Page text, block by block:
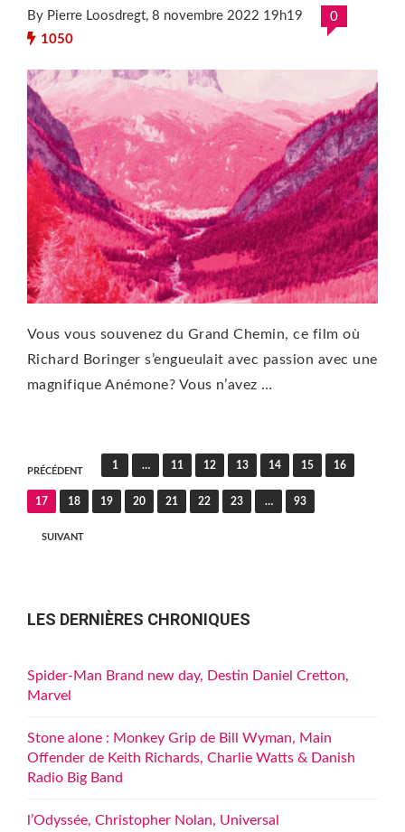
By Pierre Loosdregt, 8 novembre 2022 19h19
0
1050
Vous vous souvenez du Grand Chemin, ce film où
Richard Boringer s’engueulait avec passion avec une
magnifique Anémone? Vous n’avez …
Pagination
des
publications
PRÉCÉDENT
1 … 11 12 13 14 15 16
17 18 19 20 21 22 23 … 93
SUIVANT
LES DERNIÈRES CHRONIQUES
Spider-Man Brand new day, Destin Daniel Cretton,
Marvel
Stone alone : Monkey Grip de Bill Wyman, Main
Offender de Keith Richards, Charlie Watts & Danish
Radio Big Band
l’Odyssée, Christopher Nolan, Universal